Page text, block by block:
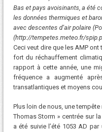
Bas et pays avoisinants, a été
les données thermiques et
avec descentes d’air polaire
(http://tempetes.meteo.fr/
Ceci veut dire que les AMP
fort du réchauffement
rapport à cette année, une
fréquence a augmenté
transatlantiques et moyens
Plus loin de nous, une tempête
Thomas Storm » centrée sur
a été suivie l’été 1053 AD